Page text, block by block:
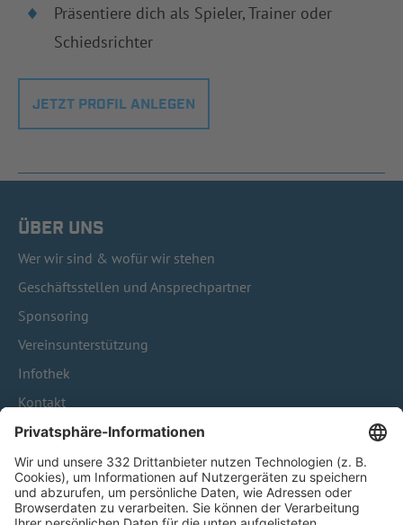
Präsentiere dich als Spieler, Trainer oder
Schiedsrichter
JETZT PROFIL ANLEGEN
ÜBER UNS
Wer wir sind & wofür wir stehen
Geschäftsstellen und Ansprechpartner
Sponsoring
Vereinsunterstützung
Infothek
Kontakt
HÄUFIG BESUCHTE SEITEN
Pässe und Vereinswechsel
Trainerausbildung